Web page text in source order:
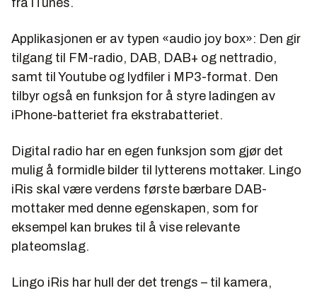
Applikasjonen er av typen «audio joy box»: Den gir
tilgang til FM-radio, DAB, DAB+ og nettradio,
samt til Youtube og lydfiler i MP3-format. Den
tilbyr også en funksjon for å styre ladingen av
iPhone-batteriet fra ekstrabatteriet.
Digital radio har en egen funksjon som gjør det
mulig å formidle bilder til lytterens mottaker. Lingo
iRis skal være verdens første bærbare DAB-
mottaker med denne egenskapen, som for
eksempel kan brukes til å vise relevante
plateomslag.
Lingo iRis har hull der det trengs – til kamera,